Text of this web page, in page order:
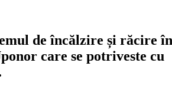
de încălzire și răcire în
care se potriveste cu